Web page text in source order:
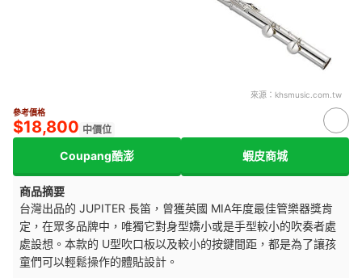
來源： khsmusic.com.tw
參考價格
$18,800 中價位
Coupang酷澎 蝦皮商城
商品摘要
台灣出品的 JUPITER 長笛，曾獲英國 MIA年度最佳管樂器獎肯
定，在眾多品牌中，唯獨它對身型嬌小或是手型較小的吹奏者處
處設想。本款的 U型吹口板以及較小的按鍵間距，都是為了讓孩
童們可以輕鬆操作的體貼設計。